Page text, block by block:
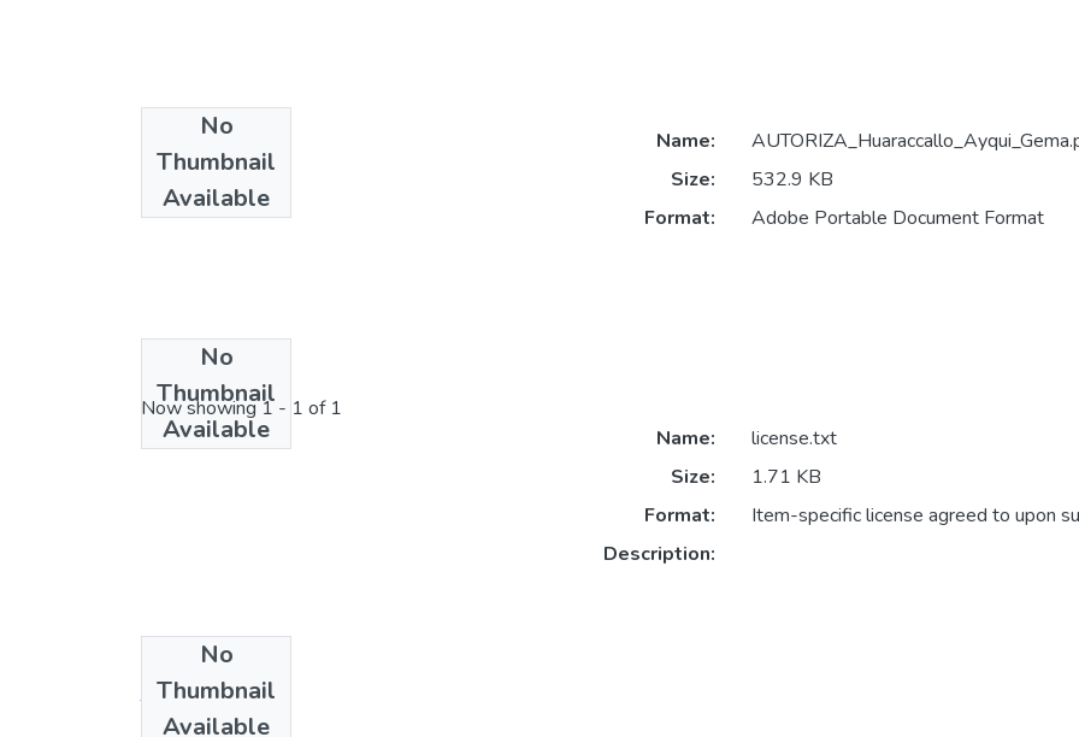
No
Thumbnail
Available
No
Thumbnail
Available
Name:
Size:
532.9 KB
Format:
Adobe Portable Document Format
License bundle
Now showing1 - 1 of 1
No
Thumbnail
Available
Name:
license.txt
Size:
1.71 KB
Format:
Item-specific license agreed to upon
Description:
Collections
Tesis